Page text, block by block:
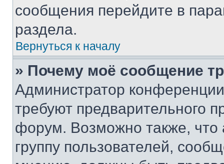
сообщения перейдите в
раздела.
Вернуться к началу
» Почему моё сообщение
Администратор
требуют предварительного
форум. Возможно также, что
группу пользователей,